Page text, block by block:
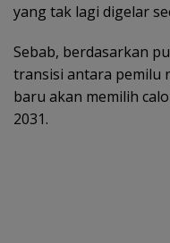
yang tak lagi digelar
Sebab, berdasarkan
transisi antara pemilu
baru akan memilih
2031.